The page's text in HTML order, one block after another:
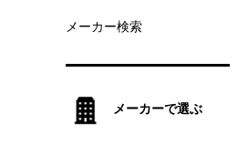
メーカー検索
メーカーで選ぶ